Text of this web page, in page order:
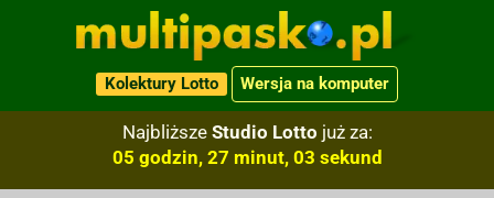
Kolektury Lotto Wersja na komputer
Najbliższe Studio Lotto już za:
05 godzin, 27 minut, 03 sekund